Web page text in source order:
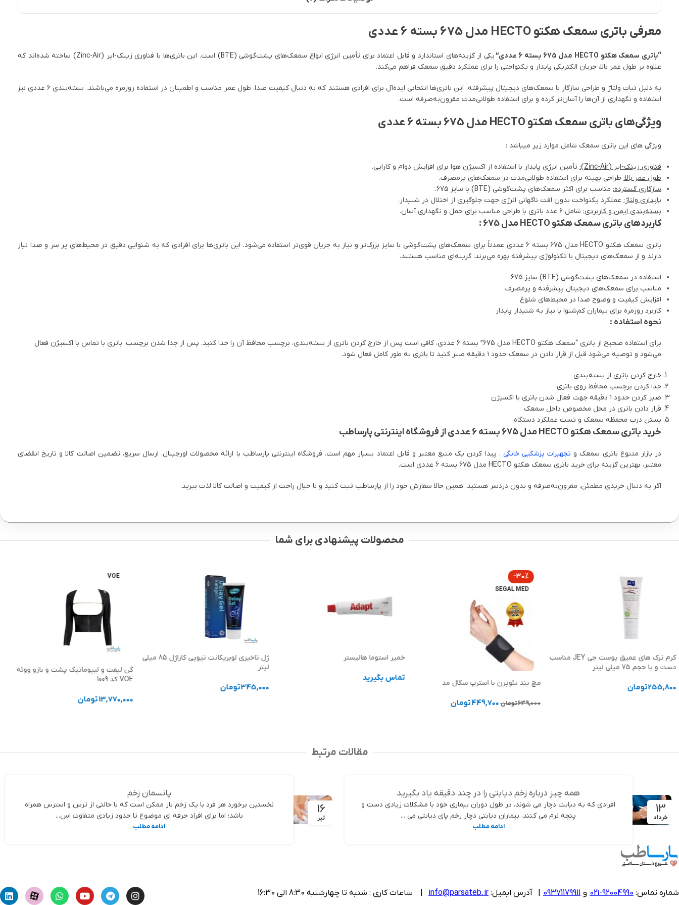
معرفی باتری سمعک هکتو HECTO مدل 675 بسته 6 عددی
“باتری سمعک هکتو HECTO مدل 675 بسته 6 عددی”
یکی از گزینه‌های استاندارد و قابل اعتماد برای تأمین انرژی انواع سمعک‌های پشت‌گوشی (BTE) است. این باتری‌ها با فناوری زینک-ایر (Zinc-Air) ساخته شده‌اند که
علاوه بر طول عمر بالا، جریان الکتریکی پایدار و یکنواختی را برای عملکرد دقیق سمعک فراهم می‌کند.
به دلیل ثبات ولتاژ و طراحی سازگار با سمعک‌های دیجیتال پیشرفته، این باتری‌ها انتخابی ایده‌آل برای افرادی هستند که به دنبال کیفیت صدا، طول عمر مناسب و اطمینان در استفاده روزمره می‌باشند. بسته‌بندی ۶ عددی نیز
استفاده و نگهداری از آن‌ها را آسان‌تر کرده و برای استفاده طولانی‌مدت مقرون‌به‌صرفه است.
ویژگی‌های باتری سمعک هکتو HECTO مدل 675 بسته 6 عددی
ویژگی های این باتری سمعک شامل موارد زیر میباشد :
فناوری زینک-ایر (Zinc-Air):
تأمین انرژی پایدار با استفاده از اکسیژن هوا برای افزایش دوام و کارایی.
طول عمر بالا: طراحی بهینه برای استفاده طولانی‌مدت در سمعک‌های پرمصرف.
سازگاری گسترده: مناسب برای اکثر سمعک‌های پشت‌گوشی (BTE) با سایز 675.
پایداری ولتاژ: عملکرد یکنواخت بدون افت ناگهانی انرژی جهت جلوگیری از اختلال در شنیدار.
بسته‌بندی ایمن و کاربردی: شامل ۶ عدد باتری با طراحی مناسب برای حمل و نگهداری آسان.
کاربردهای باتری سمعک هکتو HECTO مدل 675 :
باتری سمعک هکتو HECTO مدل 675 بسته 6 عددی عمدتاً برای سمعک‌های پشت‌گوشی با سایز بزرگ‌تر و نیاز به جریان قوی‌تر استفاده می‌شود. این باتری‌ها برای افرادی که به شنوایی دقیق در محیط‌های پر سر و صدا نیاز
دارند و از سمعک‌های دیجیتال با تکنولوژی پیشرفته بهره می‌برند، گزینه‌ای مناسب هستند.
استفاده در سمعک‌های پشت‌گوشی (BTE) سایز 675
مناسب برای سمعک‌های دیجیتال پیشرفته و پرمصرف
افزایش کیفیت و وضوح صدا در محیط‌های شلوغ
کاربرد روزمره برای بیماران کم‌شنوا با نیاز به شنیدار پایدار
نحوه استفاده :
برای استفاده صحیح از باتری “سمعک هکتو HECTO مدل 675” بسته 6 عددی، کافی است پس از خارج کردن باتری از بسته‌بندی، برچسب محافظ آن را جدا کنید. پس از جدا شدن برچسب، باتری با تماس با اکسیژن فعال
می‌شود و توصیه می‌شود قبل از قرار دادن در سمعک حدود ۱ دقیقه صبر کنید تا باتری به طور کامل فعال شود.
خارج کردن باتری از بسته‌بندی
جدا کردن برچسب محافظ روی باتری
صبر کردن حدود ۱ دقیقه جهت فعال شدن باتری با اکسیژن
قرار دادن باتری در محل مخصوص داخل سمعک
بستن درب محفظه سمعک و تست عملکرد دستگاه
خرید باتری سمعک هکتو HECTO مدل 675 بسته 6 عددی از فروشگاه اینترنتی پارساطب
در بازار متنوع باتری سمعک و تجهیزات پزشکیی خانگی ، پیدا کردن یک منبع معتبر و قابل اعتماد بسیار مهم است. فروشگاه اینترنتی پارساطب با ارائه محصولات اورجینال، ارسال سریع، تضمین اصالت کالا و تاریخ انقضای
معتبر، بهترین گزینه برای خرید باتری سمعک هکتو HECTO مدل 675 بسته 6 عددی است.
اگر به دنبال خریدی مطمئن، مقرون‌به‌صرفه و بدون دردسر هستید، همین حالا سفارش خود را از پارساطب ثبت کنید و با خیال راحت از کیفیت و اصالت کالا لذت ببرید.
محصولات پیشنهادی برای شما
کرم ترک های عمیق پوست جی JEY مناسب
دست و پا حجم 75 میلی لیتر
255,800تومان
-30%
SEGAL MED
مچ بند نئوپرن با استرپ سگال مد
639,000تومان 449,700تومان
خمیر استوما هالیستر
تماس بگیرید
ژل تاخیری لوبریکانت تیوپی کاراژل 85 میلی
لیتر
345,000تومان
VOE
گن لیفت و لیپوماتیک پشت و بازو ووئه
VOE کد 1009
13,770,000تومان
مقالات مرتبط
13
خرداد
همه چیز درباره زخم دیابتی را در چند دقیقه یاد بگیرید
افرادی که به دیابت دچار می شوند، در طول دوران بیماری خود با مشکلات زیادی دست و
پنجه نرم می کنند. بیماران دیابتی دچار زخم پای دیابتی می ...
ادامه مطلب
16
تیر
پانسمان زخم
نخستین برخورد هر فرد با یک زخم باز ممکن است که با حالتی از ترس و استرس همراه
باشد؛ اما برای افراد حرفه ای موضوع تا حدود زیادی متفاوت اس...
ادامه مطلب
شماره تماس: 92004990-021 و 09371179911 آدرس ایمیل: info@parsateb.ir | ساعات کاری : شنبه تا چهارشنبه 8:30 الی 16:30